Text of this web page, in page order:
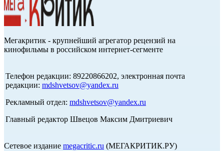
Мегакритик - крупнейший агрегатор рецензий на
кинофильмы в российском интернет-сегменте
Телефон редакции: 89220866202, электронная почта
редакции: mdshvetsov@yandex.ru
Рекламный отдел: mdshvetsov@yandex.ru
Главный редактор Швецов Максим Дмитриевич
Сетевое издание megacritic.ru (МЕГАКРИТИК.РУ)